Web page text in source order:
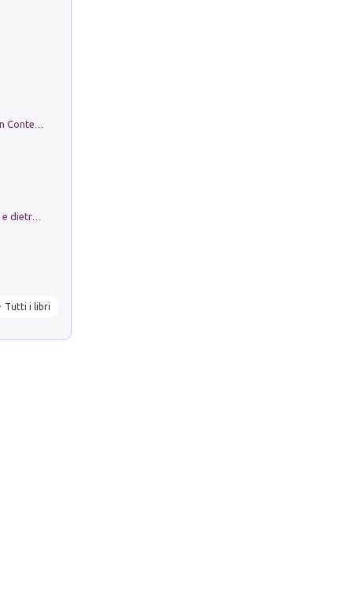
in alto! Livello A1. Con CD-Audio. Con Contenuto digitale per accesso on line
Tutti i libri